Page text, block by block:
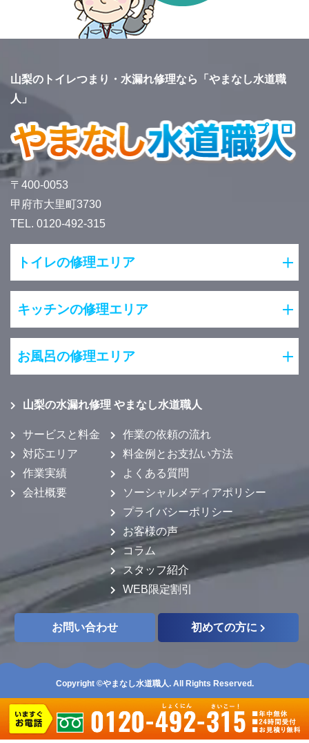
山梨のトイレつまり・水漏れ修理なら「やまなし水道職
人」
〒400-0053
甲府市大里町3730
TEL. 0120-492-315
トイレの修理エリア
キッチンの修理エリア
お風呂の修理エリア
山梨の水漏れ修理 やまなし水道職人
サービスと料金
対応エリア
作業実績
会社概要
作業の依頼の流れ
料金例とお支払い方法
よくある質問
ソーシャルメディアポリシー
プライバシーポリシー
お客様の声
コラム
スタッフ紹介
WEB限定割引
お問い合わせ 初めての方に
Copyright ©やまなし水道職人. All Rights Reserved.